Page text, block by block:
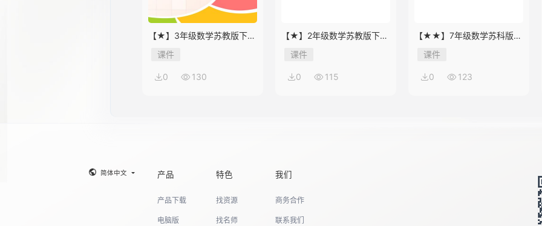
【★】3年级数学苏教版下册
课件第10单元《单元复习》
课件
0 130
【★】2年级数学苏教版下册
课件第9单元《期末复习》
课件
0 115
【★★】7年级数学苏科版下
册课件第12单元 《12.3 互逆
命题》
课件
0 123
简体中文 产品
产品下载
电脑版
特色
找资源
找名师
我们
商务合作
联系我们